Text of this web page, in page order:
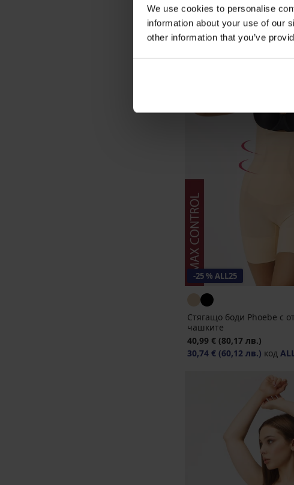
We use cookies to personalise
information about your use of our
other information that you’ve
-25 % ALL25
Стягащо боди Phoebe с
чашките
40,99 € (80,17 лв.)
30,74 € (60,12 лв.) код